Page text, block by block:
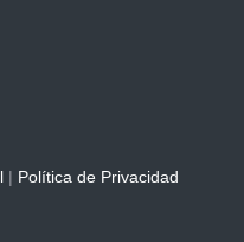
Política de Privacidad